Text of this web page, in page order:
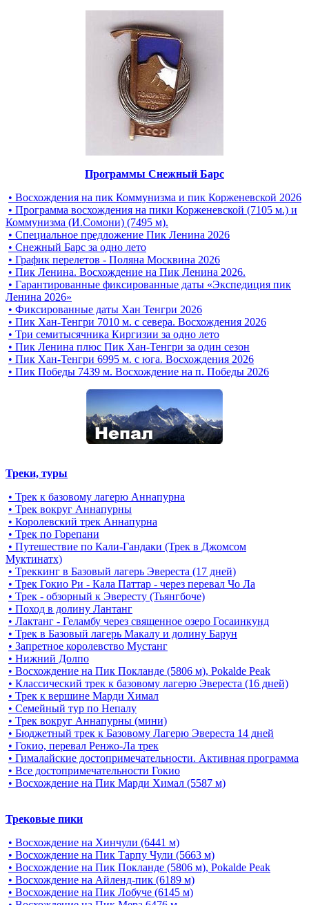
Программы Снежный Барс
• Восхождения на пик Коммунизма и пик Корженевской 2026
• Программа восхождения на пики Корженевской (7105 м.) и
Коммунизма (И.Сомони) (7495 м).
• Специальное предложение Пик Ленина 2026
• Снежный Барс за одно лето
• График перелетов - Поляна Москвина 2026
• Пик Ленина. Восхождение на Пик Ленина 2026.
• Гарантированные фиксированные даты «Экспедиция пик
Ленина 2026»
• Фиксированные даты Хан Тенгри 2026
• Пик Хан-Тенгри 7010 м. с севера. Восхождения 2026
• Три семитысячника Киргизии за одно лето
• Пик Ленина плюс Пик Хан-Тенгри за один сезон
• Пик Хан-Тенгри 6995 м. c юга. Восхождения 2026
• Пик Победы 7439 м. Восхождение на п. Победы 2026
Треки, туры
• Трек к базовому лагерю Аннапурна
• Трек вокруг Аннапурны
• Королевский трек Аннапурна
• Трек по Горепани
• Путешествие по Кали-Гандаки (Трек в Джомсом
Муктинатх)
• Треккинг в Базовый лагерь Эвереста (17 дней)
• Трек Гокио Ри - Кала Паттар - через перевал Чо Ла
• Трек - обзорный к Эвересту (Тьянгбоче)
• Поход в долину Лантанг
• Лактанг - Геламбу через священное озеро Госаинкунд
• Трек в Базовый лагерь Макалу и долину Барун
• Запретное королевство Мустанг
• Нижний Долпо
• Восхождение на Пик Покланде (5806 м), Pokalde Peak
• Классический трек к базовому лагерю Эвереста (16 дней)
• Трек к вершине Марди Химал
• Семейный тур по Непалу
• Трек вокруг Аннапурны (мини)
• Бюджетный трек к Базовому Лагерю Эвереста 14 дней
• Гокио, перевал Ренжо-Ла трек
• Гималайские достопримечательности. Активная программа
• Все достопримечательности Гокио
• Восхождение на Пик Марди Химал (5587 м)
Трековые пики
• Восхождение на Хинчули (6441 м)
• Восхождение на Пик Тарпу Чули (5663 м)
• Восхождение на Пик Покланде (5806 м), Pokalde Peak
• Восхождение на Айленд-пик (6189 м)
• Восхождение на Пик Лобуче (6145 м)